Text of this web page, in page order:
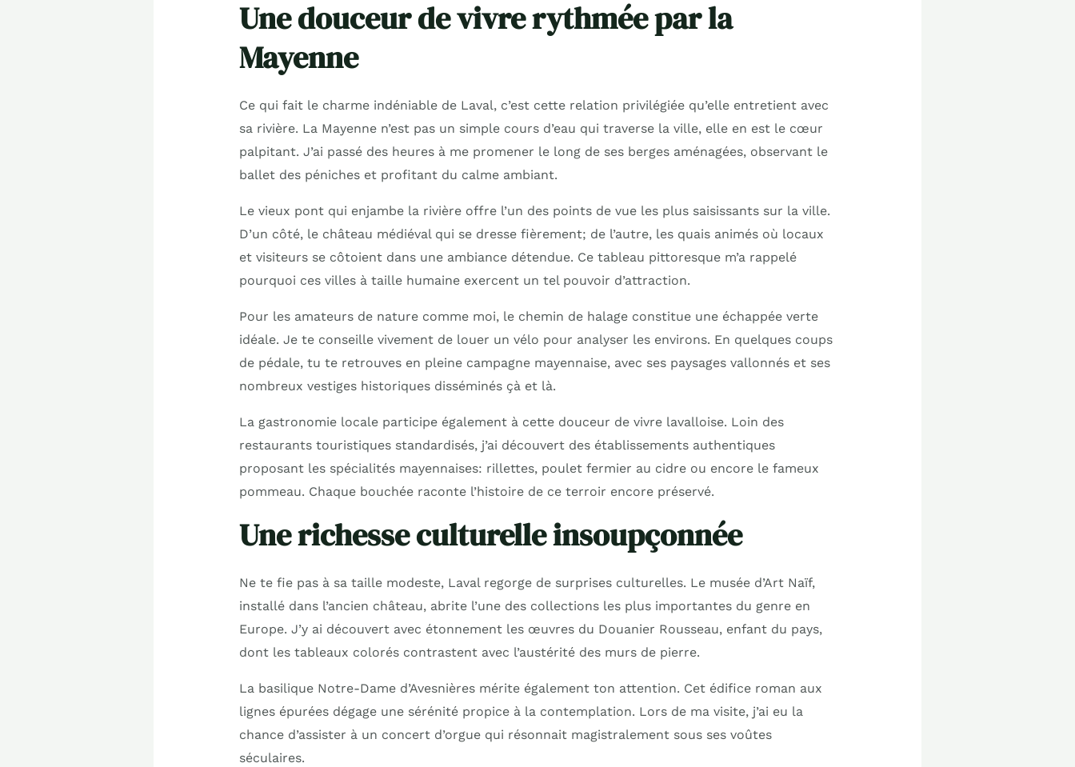
Une douceur de vivre rythmée par la
Mayenne
Ce qui fait le charme indéniable de Laval, c’est cette relation privilégiée qu’elle entretient avec
sa rivière. La Mayenne n’est pas un simple cours d’eau qui traverse la ville, elle en est le cœur
palpitant. J’ai passé des heures à me promener le long de ses berges aménagées, observant le
ballet des péniches et profitant du calme ambiant.
Le vieux pont qui enjambe la rivière offre l’un des points de vue les plus saisissants sur la ville.
D’un côté, le château médiéval qui se dresse fièrement; de l’autre, les quais animés où locaux
et visiteurs se côtoient dans une ambiance détendue. Ce tableau pittoresque m’a rappelé
pourquoi ces villes à taille humaine exercent un tel pouvoir d’attraction.
Pour les amateurs de nature comme moi, le chemin de halage constitue une échappée verte
idéale. Je te conseille vivement de louer un vélo pour analyser les environs. En quelques coups
de pédale, tu te retrouves en pleine campagne mayennaise, avec ses paysages vallonnés et ses
nombreux vestiges historiques disséminés çà et là.
La gastronomie locale participe également à cette douceur de vivre lavalloise. Loin des
restaurants touristiques standardisés, j’ai découvert des établissements authentiques
proposant les spécialités mayennaises: rillettes, poulet fermier au cidre ou encore le fameux
pommeau. Chaque bouchée raconte l’histoire de ce terroir encore préservé.
Une richesse culturelle insoupçonnée
Ne te fie pas à sa taille modeste, Laval regorge de surprises culturelles. Le musée d’Art Naïf,
installé dans l’ancien château, abrite l’une des collections les plus importantes du genre en
Europe. J’y ai découvert avec étonnement les œuvres du Douanier Rousseau, enfant du pays,
dont les tableaux colorés contrastent avec l’austérité des murs de pierre.
La basilique Notre-Dame d’Avesnières mérite également ton attention. Cet édifice roman aux
lignes épurées dégage une sérénité propice à la contemplation. Lors de ma visite, j’ai eu la
chance d’assister à un concert d’orgue qui résonnait magistralement sous ses voûtes
séculaires.